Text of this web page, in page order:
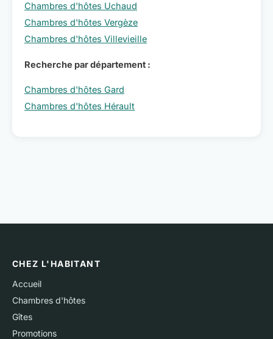
Chambres d'hôtes Uchaud
Chambres d'hôtes Vergèze
Chambres d'hôtes Villevieille
Recherche par département :
Chambres d'hôtes Gard
Chambres d'hôtes Hérault
CHEZ L'HABITANT
Accueil
Chambres d'hôtes
Gîtes
Promotions